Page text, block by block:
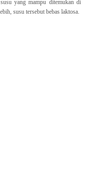
yang mampu ditemukan di
susu tersebut bebas laktosa.